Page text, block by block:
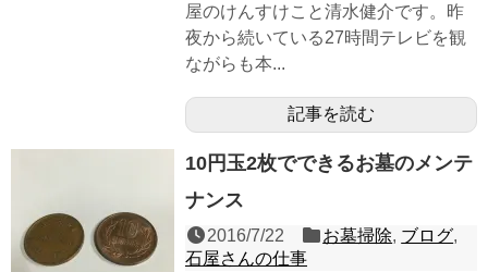
屋のけんすけこと清水健介です。昨
夜から続いている27時間テレビを観
ながらも本...
記事を読む
10円玉2枚でできるお墓のメンテ
ナンス
2016/7/22 お墓掃除, ブログ,
石屋さんの仕事